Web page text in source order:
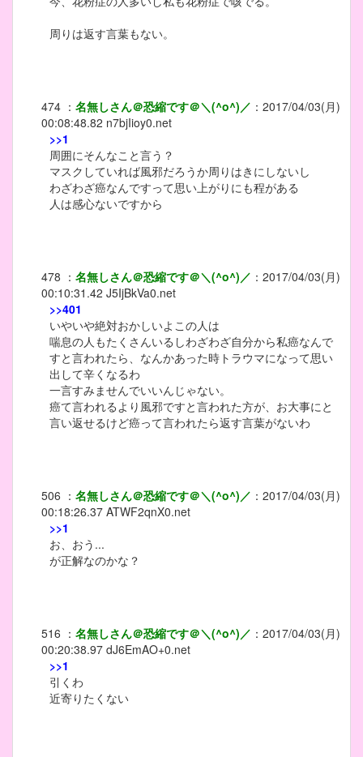
周りは返す言葉もない。
474 ： 名無しさん＠恐縮です＠＼(^o^)／ ： 2017/04/03(月)
00:08:48.82 n7bjIioy0.net
>>1
周囲にそんなこと言う？
マスクしていれば風邪だろうか周りはきにしないし
わざわざ癌なんですって思い上がりにも程がある
人は感心ないですから
478 ： 名無しさん＠恐縮です＠＼(^o^)／ ： 2017/04/03(月)
00:10:31.42 J5IjBkVa0.net
>>401
いやいや絶対おかしいよこの人は
喘息の人もたくさんいるしわざわざ自分から私癌なんで
すと言われたら、なんかあった時トラウマになって思い
出して辛くなるわ
一言すみませんでいいんじゃない。
癌て言われるより風邪ですと言われた方が、お大事にと
言い返せるけど癌って言われたら返す言葉がないわ
506 ： 名無しさん＠恐縮です＠＼(^o^)／ ： 2017/04/03(月)
00:18:26.37 ATWF2qnX0.net
>>1
お、おう...
が正解なのかな？
516 ： 名無しさん＠恐縮です＠＼(^o^)／ ： 2017/04/03(月)
00:20:38.97 dJ6EmAO+0.net
>>1
引くわ
近寄りたくない